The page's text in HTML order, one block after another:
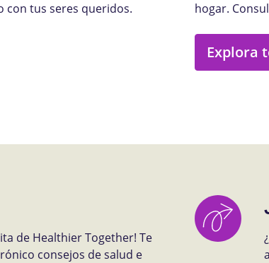
con tus seres queridos.
hogar.
Explora
de Healthier Together! Te
consejos de salud e